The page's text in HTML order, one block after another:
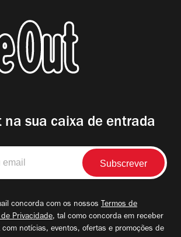
na sua caixa de entrada
concorda com os nossos Termos de
Privacidade, tal como concorda em receber
com notícias, eventos, ofertas e promoções de